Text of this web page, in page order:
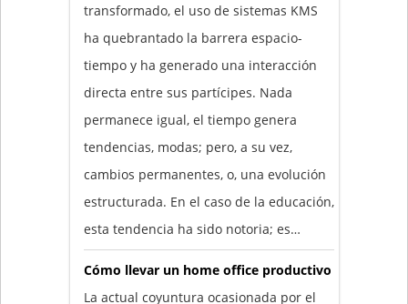
transformado, el uso de sistemas KMS
ha quebrantado la barrera espacio-
tiempo y ha generado una interacción
directa entre sus partícipes. Nada
permanece igual, el tiempo genera
tendencias, modas; pero, a su vez,
cambios permanentes, o, una evolución
estructurada. En el caso de la educación,
esta tendencia ha sido notoria; es…
Cómo llevar un home office productivo
La actual coyuntura ocasionada por el